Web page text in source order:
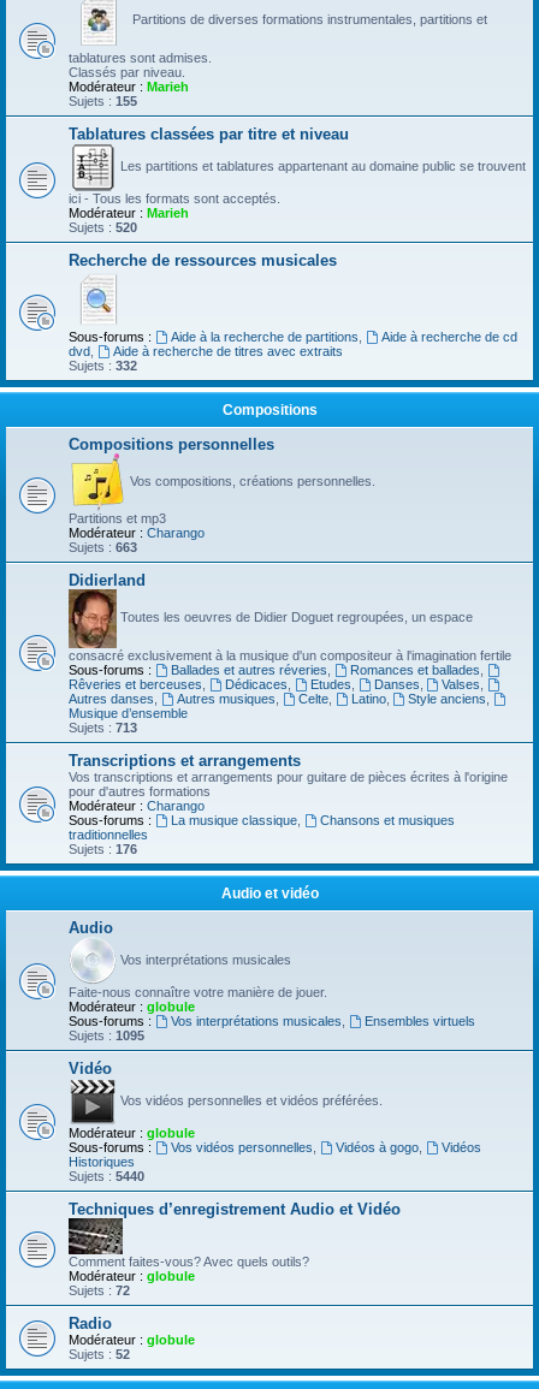
Partitions de diverses formations instrumentales, partitions et
tablatures sont admises.
Classés par niveau.
Modérateur : Marieh
Sujets : 155
Tablatures classées par titre et niveau
Les partitions et tablatures appartenant au domaine public se trouvent
ici - Tous les formats sont acceptés.
Modérateur : Marieh
Sujets : 520
Recherche de ressources musicales
Sous-forums : Aide à la recherche de partitions
Aide à recherche de cd
dvd
Aide à recherche de titres avec extraits
Sujets : 332
Compositions
Compositions personnelles
Vos compositions, créations personnelles.
Partitions et mp3
Modérateur : Charango
Sujets : 663
Didierland
Toutes les oeuvres de Didier Doguet regroupées, un espace
consacré exclusivement à la musique d'un compositeur à l'imagination fertile
Sous-forums :
Ballades et autres réveries Romances et ballades
Rêveries et berceuses
Dédicaces Etudes Danses Valses
Autres danses
Autres musiques Celte, Latino, Style anciens
Musique d’ensemble
Sujets : 713
Transcriptions et arrangements
Vos transcriptions et arrangements pour guitare de pièces écrites à l'origine
pour d'autres formations
Modérateur : Charango
Sous-forums :
La musique classique,
Chansons et musiques
traditionnelles
Sujets : 176
Audio et vidéo
Audio
Vos interprétations musicales
Faite-nous connaître votre manière de jouer.
Modérateur : globule
Sous-forums :
Vos interprétations musicales
Ensembles virtuels
Sujets : 1095
Vidéo
Vos vidéos personnelles et vidéos préférées.
Modérateur : globule
Sous-forums :
Vos vidéos personnelles Vidéos à gogo,
Vidéos
Historiques
Sujets : 5440
Techniques d’enregistrement Audio et Vidéo
Comment faites-vous? Avec quels outils?
Modérateur : globule
Sujets : 72
Radio
Modérateur : globule
Sujets : 52